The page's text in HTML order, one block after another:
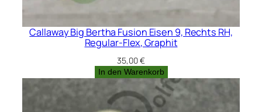
Callaway Big Bertha Fusion Eisen 9, Rechts RH,
Regular-Flex, Graphit
35,00€
In den Warenkorb